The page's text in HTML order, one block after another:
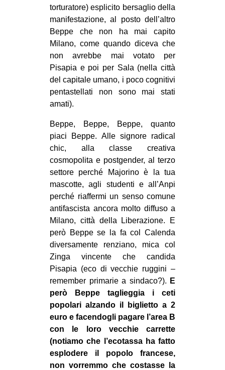
CULTURE
ARTE
CINEMA
MANIFESTI
MUSICA
INTERNAZIONALE
AFRICA
ESTREMO ORIENTE
EUROPA
MEDIO ORIENTE
MONDO
EVENTI
in
Fb
tw
bsky
ms
torturatore) esplicito bersaglio della
manifestazione, al posto dell’altro
Beppe che non ha mai capito
Milano, come quando diceva che
non avrebbe mai votato per
Pisapia e poi per Sala (nella città
del capitale umano, i poco cognitivi
pentastellati non sono mai stati
amati).
Beppe, Beppe, Beppe, quanto
piaci Beppe. Alle signore radical
chic, alla classe creativa
cosmopolita e postgender, al terzo
settore perché Majorino è la tua
mascotte, agli studenti e all’Anpi
perché riaffermi un senso comune
antifascista ancora molto diffuso a
Milano, città della Liberazione. E
però Beppe se la fa col Calenda
diversamente renziano, mica col
Zinga vincente che candida
Pisapia (eco di vecchie ruggini –
remember primarie a sindaco?). E
però Beppe taglieggia i ceti
popolari alzando il biglietto a 2
euro e facendogli pagare l’area B
con le loro vecchie carrette
(notiamo che l’ecotassa ha fatto
esplodere il popolo francese,
non vorremmo che costasse la